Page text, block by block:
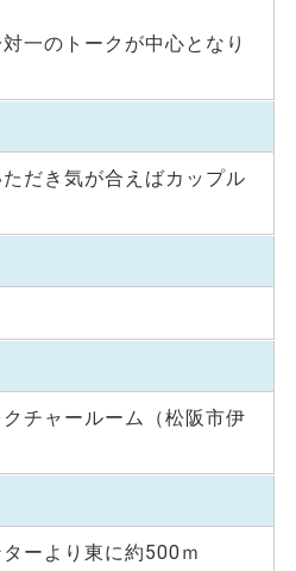
一のトークが中心となり
だき気が合えばカップル
チャールーム（松阪市伊
ーより東に約500ｍ